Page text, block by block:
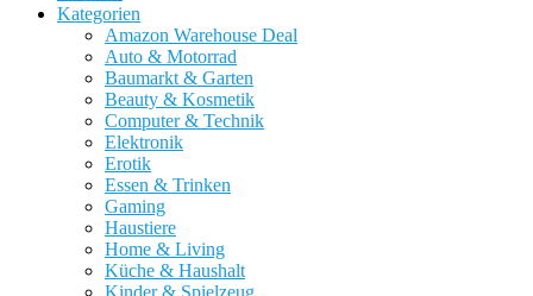
Kategorien
Amazon Warehouse Deal
Auto & Motorrad
Baumarkt & Garten
Beauty & Kosmetik
Computer & Technik
Elektronik
Erotik
Essen & Trinken
Gaming
Haustiere
Home & Living
Küche & Haushalt
Kinder & Spielzeug